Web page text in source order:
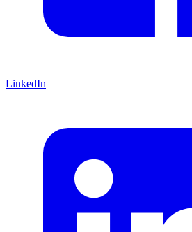
LinkedIn